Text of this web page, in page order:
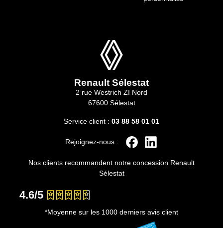
Renault Sélestat
2 rue Westrich ZI Nord
67600 Sélestat
Service client : 03 88 58 01 01
Rejoignez-nous :
Nos clients recommandent notre concession Renault
Sélestat
4.6/5
*Moyenne sur les 1000 derniers avis client